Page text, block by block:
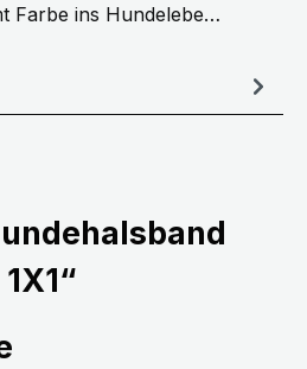
Farbe ins Hundelebe…
1X1“